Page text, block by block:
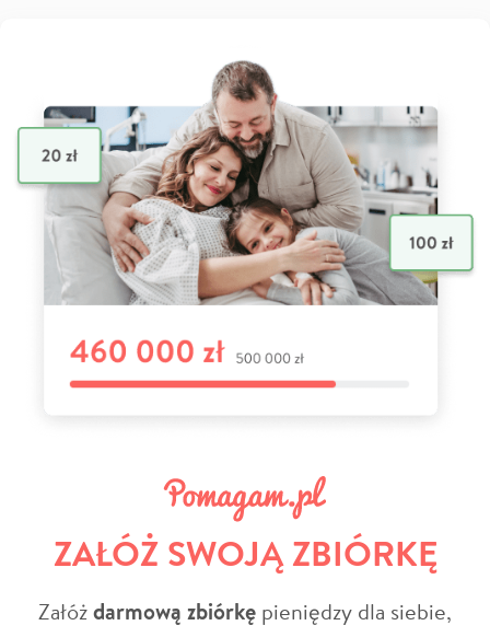
ZAŁÓŻ SWOJĄ ZBIÓRKĘ
Załóżdarmową zbiórkę pieniędzy dla siebie,